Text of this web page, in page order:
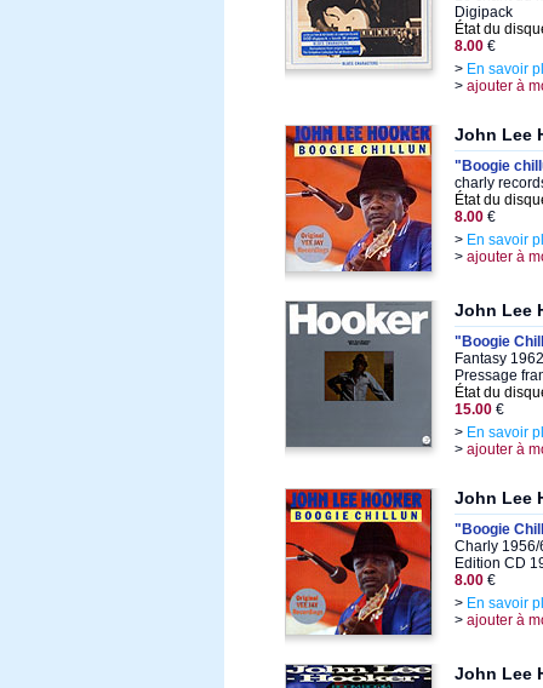
Digipack
État du
8.00 €
> En savoir
> ajouter à
John Lee
"Boogie
charly
État du
8.00 €
> En savoir
> ajouter à
John Lee
"Boogie
Fantasy
Pressage
État du
15.00 €
> En savoir
> ajouter à
John Lee
"Boogie
Charly
Edition CD
8.00 €
> En savoir
> ajouter à
John Lee